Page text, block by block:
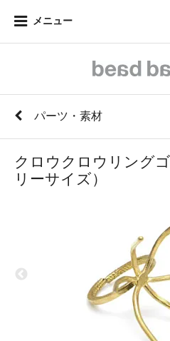
メニュー
パーツ・素材
クロウクロウリング
リーサイズ）